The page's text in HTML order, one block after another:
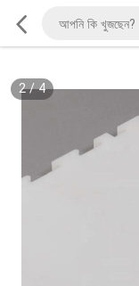
2/4